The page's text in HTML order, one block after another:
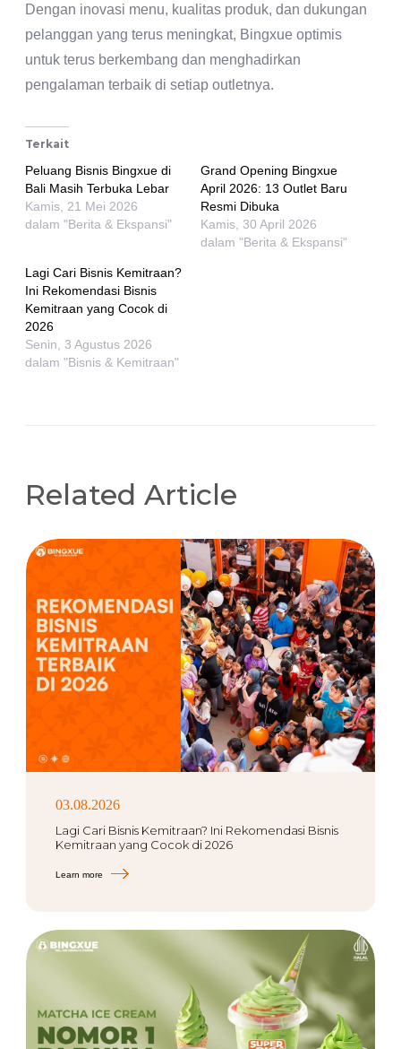
Dengan inovasi menu, kualitas produk, dan dukungan
pelanggan yang terus meningkat, Bingxue optimis
untuk terus berkembang dan menghadirkan
pengalaman terbaik di setiap outletnya.
Terkait
Peluang Bisnis Bingxue di
Bali Masih Terbuka Lebar
Kamis, 21 Mei 2026
dalam "Berita & Ekspansi"
Grand Opening Bingxue
April 2026: 13 Outlet Baru
Resmi Dibuka
Kamis, 30 April 2026
dalam "Berita & Ekspansi"
Lagi Cari Bisnis Kemitraan?
Ini Rekomendasi Bisnis
Kemitraan yang Cocok di
2026
Senin, 3 Agustus 2026
dalam "Bisnis & Kemitraan"
Related Article
03.08.2026
Lagi Cari Bisnis Kemitraan? Ini Rekomendasi Bisnis
Kemitraan yang Cocok di 2026
Learn more